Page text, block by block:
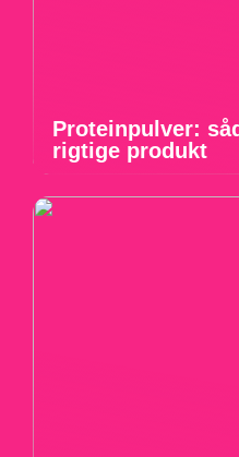
Proteinpulver:
rigtige produkt